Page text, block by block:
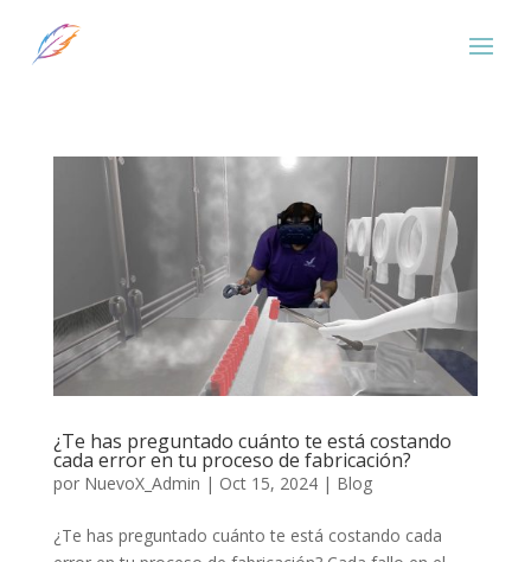
¿Te has preguntado cuánto te está costando
cada error en tu proceso de fabricación?
por NuevoX_Admin | Oct 15, 2024| Blog
¿Te has preguntado cuánto te está costando cada